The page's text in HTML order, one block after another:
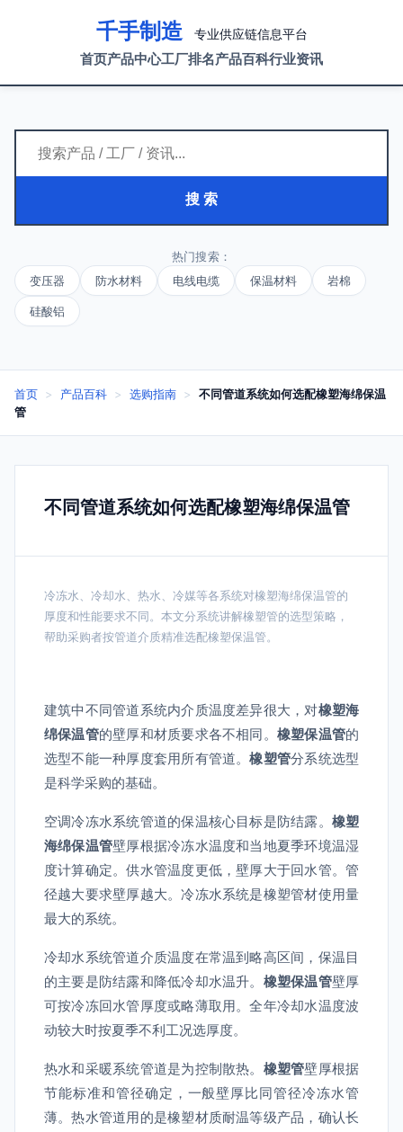
千手制造 专业供应链信息平台
首页产品中心工厂排名产品百科行业资讯
搜 索
热门搜索：
变压器
防水材料 电线电缆 保温材料 岩棉
硅酸铝
首页 > 产品百科 > 选购指南 >
不同管道系统如何选配橡塑海绵保温
管
不同管道系统如何选配橡塑海绵保温管
冷冻水、冷却水、热水、冷媒等各系统对橡塑海绵保温管的
厚度和性能要求不同。本文分系统讲解橡塑管的选型策略，
帮助采购者按管道介质精准选配橡塑保温管。
建筑中不同管道系统内介质温度差异很大，对橡塑海
绵保温管的壁厚和材质要求各不相同。 橡塑保温管的
选型不能一种厚度套用所有管道。橡塑管分系统选型
是科学采购的基础。
空调冷冻水系统管道的保温核心目标是防结露。 橡塑
海绵保温管壁厚根据冷冻水温度和当地夏季环境温湿
度计算确定。供水管温度更低，壁厚大于回水管。管
径越大要求壁厚越大。冷冻水系统是橡塑管材使用量
最大的系统。
冷却水系统管道介质温度在常温到略高区间，保温目
的主要是防结露和降低冷却水温升。 橡塑保温管壁厚
可按冷冻回水管厚度或略薄取用。全年冷却水温度波
动较大时按夏季不利工况选厚度。
热水和采暖系统管道是为控制散热。 橡塑管壁厚根据
节能标准和管径确定，一般壁厚比同管径冷冻水管
薄。热水管道用的是橡塑材质耐温等级产品，确认长